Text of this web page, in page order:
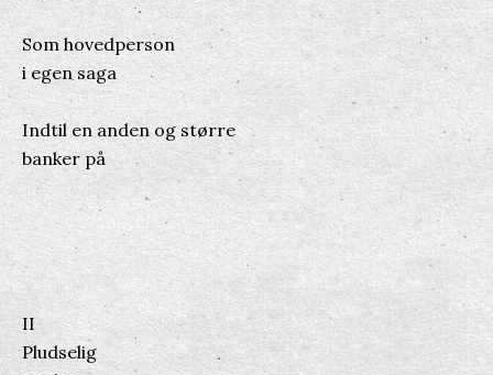
Som hovedperson
i egen saga
Indtil en anden og større
banker på
II
Pludselig